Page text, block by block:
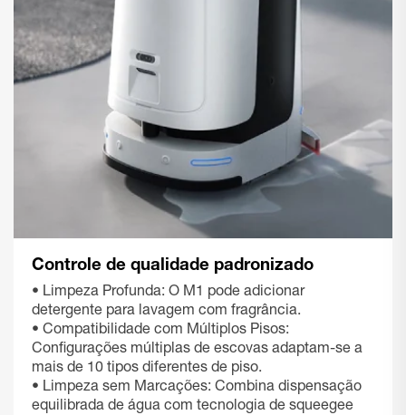
Controle de qualidade padronizado
• Limpeza Profunda: O M1 pode adicionar
detergente para lavagem com fragrância.
• Compatibilidade com Múltiplos Pisos:
Configurações múltiplas de escovas adaptam-se a
mais de 10 tipos diferentes de piso.
• Limpeza sem Marcações: Combina dispensação
equilibrada de água com tecnologia de squeegee